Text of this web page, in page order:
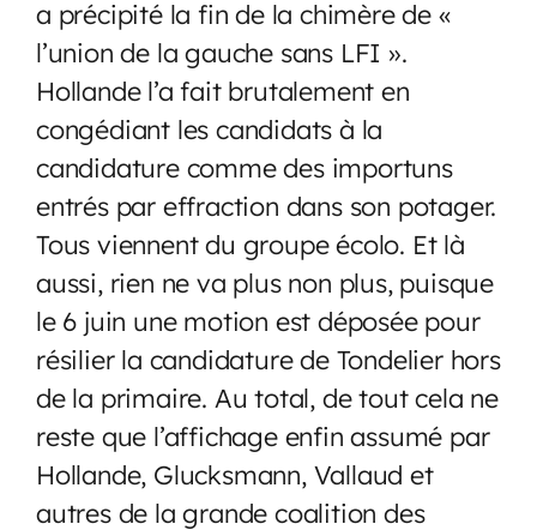
a précipité la fin de la chimère de «
l’union de la gauche sans LFI ».
Hollande l’a fait brutalement en
congédiant les candidats à la
candidature comme des importuns
entrés par effraction dans son potager.
Tous viennent du groupe écolo. Et là
aussi, rien ne va plus non plus, puisque
le 6 juin une motion est déposée pour
résilier la candidature de Tondelier hors
de la primaire. Au total, de tout cela ne
reste que l’affichage enfin assumé par
Hollande, Glucksmann, Vallaud et
autres de la grande coalition des